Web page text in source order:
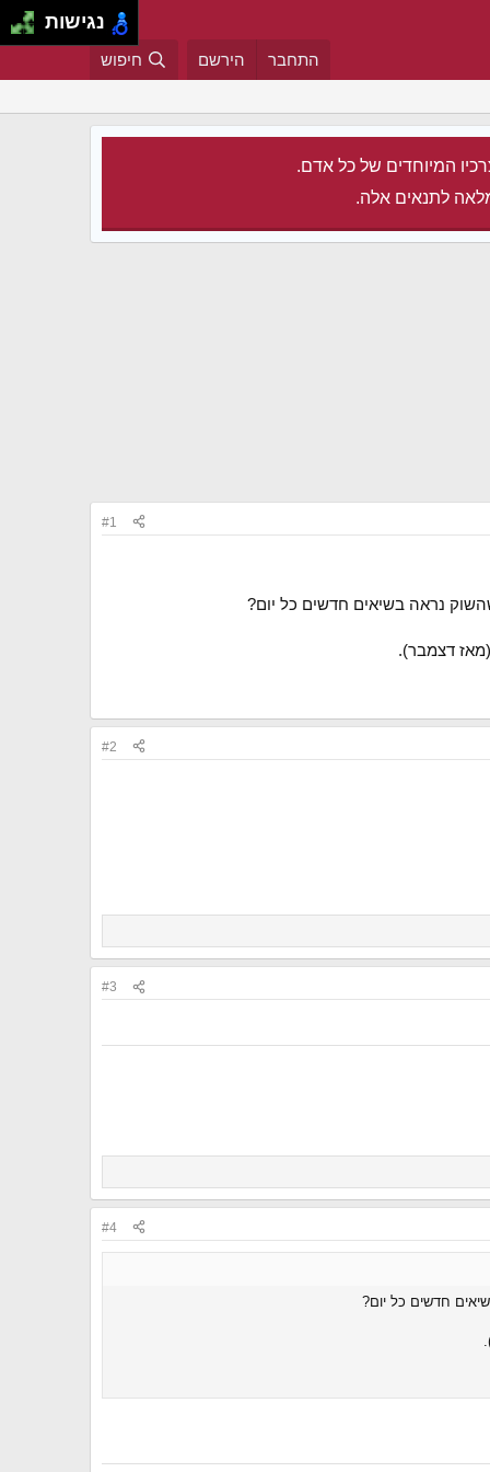
התחבר הירשם חיפוש
המיוחדים של כל אדם.
לתנאים אלה.
#1
נראה בשיאים חדשים כל יום?
דצמבר).
#2
#3
#4
חדשים כל יום?
נגישות